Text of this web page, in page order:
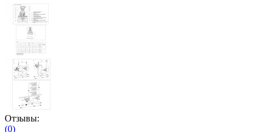
Отзывы:
(0)